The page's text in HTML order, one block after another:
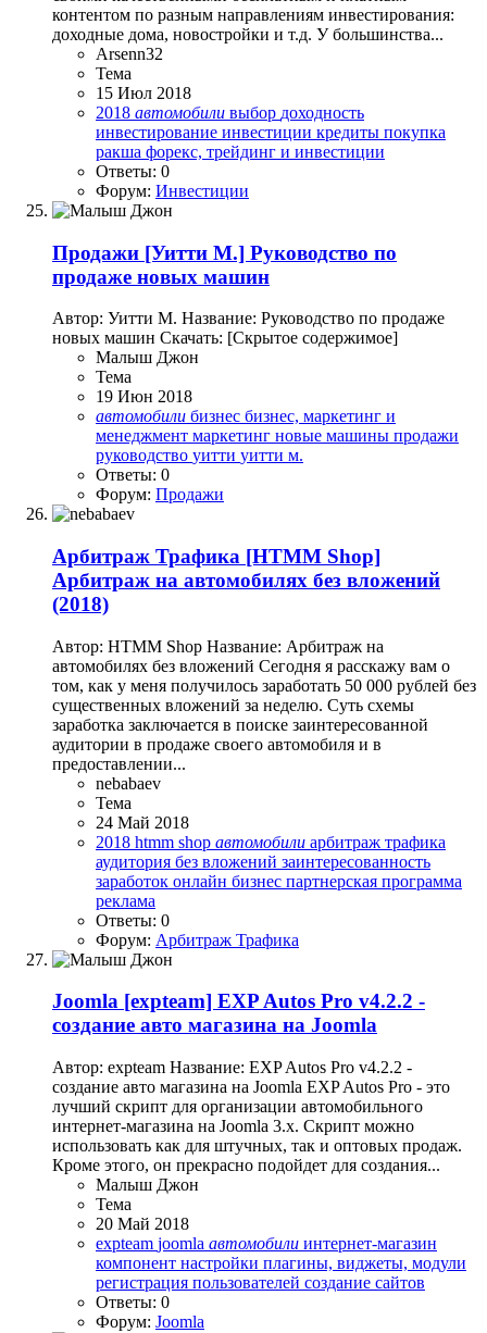
контентом по разным направлениям инвестирования:
доходные дома, новостройки и т.д. У большинства...
Arsenn32
Тема
15 Июл 2018
2018 автомобили выбор доходность
инвестирование инвестиции кредиты покупка
ракша форекс, трейдинг и инвестиции
Ответы: 0
Форум: Инвестиции
Продажи [Уитти М.] Руководство по
продаже новых машин
Автор: Уитти М. Название: Руководство по продаже
новых машин Скачать: [Скрытое содержимое]
Малыш Джон
Тема
19 Июн 2018
автомобили бизнес бизнес, маркетинг и
менеджмент маркетинг новые машины продажи
руководство уитти уитти м.
Ответы: 0
Форум: Продажи
Арбитраж Трафика [HTMM Shop]
Арбитраж на автомобилях без вложений
(2018)
Автор: HTMM Shop Название: Арбитраж на
автомобилях без вложений Сегодня я расскажу вам о
том, как у меня получилось заработать 50 000 рублей без
существенных вложений за неделю. Суть схемы
заработка заключается в поиске заинтересованной
аудитории в продаже своего автомобиля и в
предоставлении...
nebabaev
Тема
24 Май 2018
2018 htmm shop автомобили арбитраж трафика
аудитория без вложений заинтересованность
заработок онлайн бизнес партнерская программа
реклама
Ответы: 0
Форум: Арбитраж Трафика
Joomla [expteam] EXP Autos Pro v4.2.2 -
создание авто магазина на Joomla
Автор: expteam Название: EXP Autos Pro v4.2.2 -
создание авто магазина на Joomla EXP Autos Pro - это
лучший скрипт для организации автомобильного
интернет-магазина на Joomla 3.x. Скрипт можно
использовать как для штучных, так и оптовых продаж.
Кроме этого, он прекрасно подойдет для создания...
Малыш Джон
Тема
20 Май 2018
expteam joomla автомобили интернет-магазин
компонент настройки плагины, виджеты, модули
регистрация пользователей создание сайтов
Ответы: 0
Форум: Joomla